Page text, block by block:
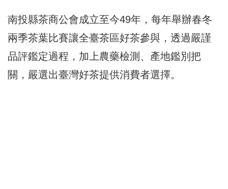
南投縣茶商公會成立至今49年，每年舉辦春冬
兩季茶葉比賽讓全臺茶區好茶參與，透過嚴謹
品評鑑定過程，加上農藥檢測、產地鑑別把
關，嚴選出臺灣好茶提供消費者選擇。